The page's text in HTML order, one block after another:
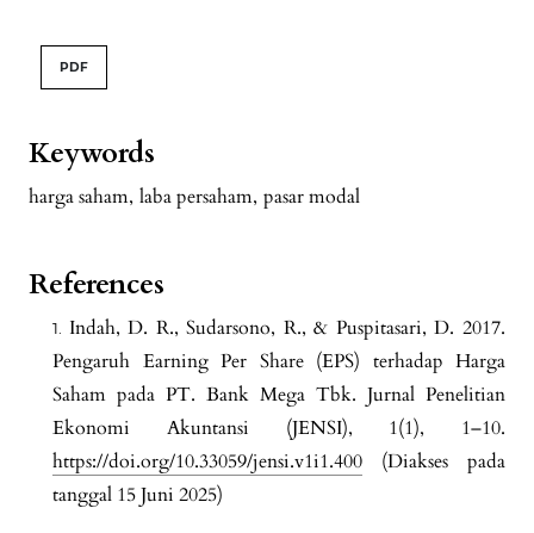
Keywords
harga saham, laba persaham, pasar modal
PDF
References
Indah, D. R., Sudarsono, R., & Puspitasari, D. 2017.
Pengaruh Earning Per Share (EPS) terhadap Harga
Saham pada PT. Bank Mega Tbk. Jurnal Penelitian
Ekonomi Akuntansi (JENSI), 1(1), 1–10.
https://doi.org/10.33059/jensi.v1i1.400 (Diakses pada
tanggal 15 Juni 2025)